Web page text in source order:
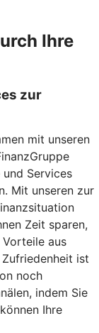
Ihre
zur
mit unseren
Services
Mit unseren zur
Zeit sparen,
aus
ist
noch
indem Sie
Ihre